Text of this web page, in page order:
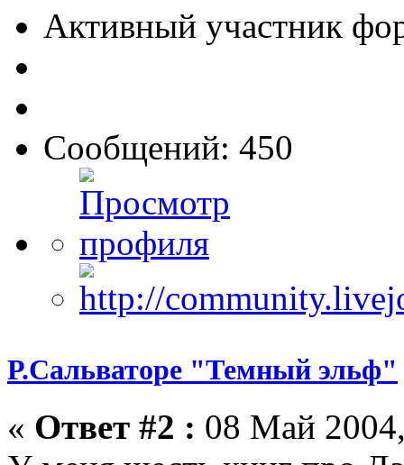
Активный участник
Сообщений: 450
Р.Сальваторе "Темный эльф"
« Ответ #2 : 08 Май